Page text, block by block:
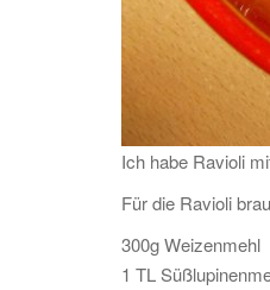
Ich habe Ravioli
Für die Ravioli
300g Weizenmehl
1 TL